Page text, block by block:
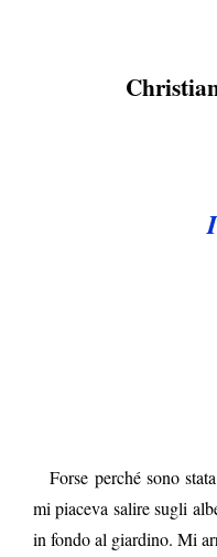
Forse perché sono
mi piaceva salire sugli
in fondo al giardino. Mi